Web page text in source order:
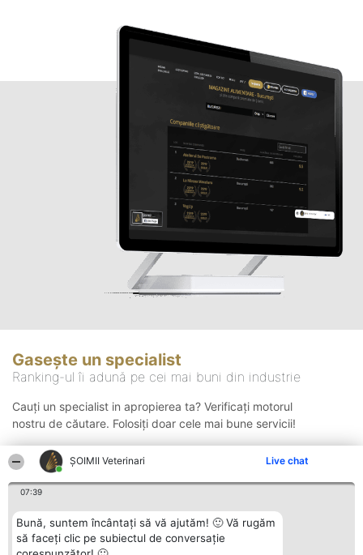
ȘOIMII Veterinari Live chat
07:39
Bună, suntem încântați să vă ajutăm! 🙂 Vă rugăm
să faceți clic pe subiectul de conversație
Gasește un specialist
Ranking-ul îi adună pe cei mai buni din industrie
Cauți un specialist in apropierea ta? Verificați motorul
nostru de căutare. Folosiți doar cele mai bune servicii!